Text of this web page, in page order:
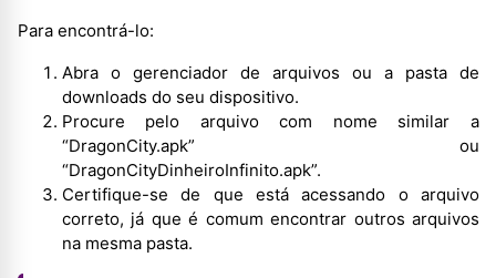
Para encontrá-lo:
Abra o gerenciador de arquivos ou a pasta de
downloads do seu dispositivo.
Procure pelo arquivo com nome similar a
“DragonCity.apk” ou
“DragonCityDinheiroInfinito.apk”.
Certifique-se de que está acessando o arquivo
correto, já que é comum encontrar outros arquivos
na mesma pasta.